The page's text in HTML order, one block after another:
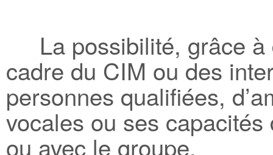
La possibilité, grâce à
cadre du CIM ou des
personnes qualifiées,
vocales ou ses
ou avec le groupe.